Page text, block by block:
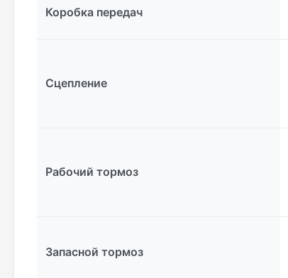
Коробка передач
Сцепление
Рабочий тормоз
Запасной тормоз